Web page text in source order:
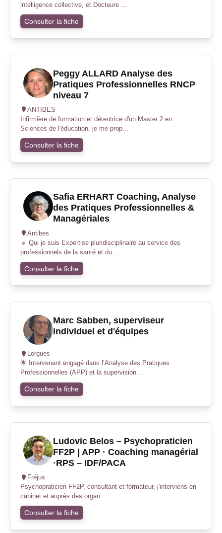
intelligence collective, et Docteure ...
Consulter la fiche
Peggy ALLARD Analyse des
Pratiques Professionnelles RNCP
niveau 7
ANTIBES
Infirmière de formation et détentrice d'un Master 2 en
Sciences de l'éducation, je me prop...
Consulter la fiche
Safia ERHART Coaching, Analyse
des Pratiques Professionnelles &
Managériales
Antibes
🔹 Qui je suis Expertise pluridisciplinaire au service des
professionnels de la santé et du...
Consulter la fiche
Marc Sabben, superviseur
individuel et d'équipes
Lorgues
🌟 Intervenant engagé dans l’Analyse des Pratiques
Professionnelles (APP) et la supervision...
Consulter la fiche
Ludovic Belos – Psychopraticien
FF2P | APP · Coaching managérial
·RPS – IDF/PACA
Fréjus
Psychopraticien FF2P, consultant et formateur, j'interviens en
cabinet et auprès des organ...
Consulter la fiche